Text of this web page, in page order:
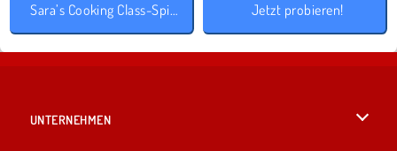
Sara’s Cooking Class-Spielen Jetzt probieren!
UNTERNEHMEN